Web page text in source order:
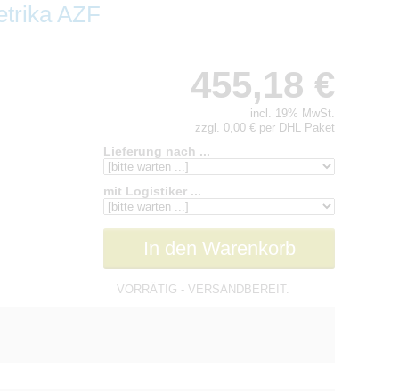
AZF
455,18 €
incl. 19% MwSt.
zzgl. 0,00 € per DHL Paket
Lieferung nach ...
mit Logistiker ...
In den Warenkorb
VORRÄTIG - VERSANDBEREIT.